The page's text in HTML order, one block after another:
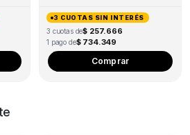
3 CUOTAS SIN INTERÉS
3 cuotas de$ 257.666
1 pago de$ 734.349
Comprar